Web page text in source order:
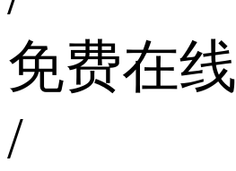
免费在
/